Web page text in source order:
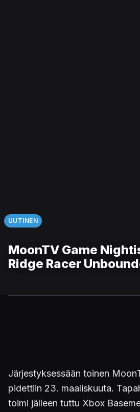
UUTINEN
MoonTV Game
Ridge Racer
Järjestyksessään toinen
pidettiin 23. maaliskuuta.
toimi jälleen tuttu Xbox